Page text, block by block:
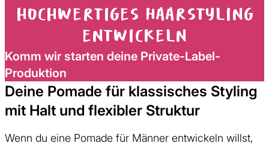
hochwertiges Haarstyling
entwickeln
Komm wir starten deine Private-Label-
Produktion
Deine Pomade für klassisches Styling
mit Halt und flexibler Struktur
Wenn du eine Pomade für Männer entwickeln willst,